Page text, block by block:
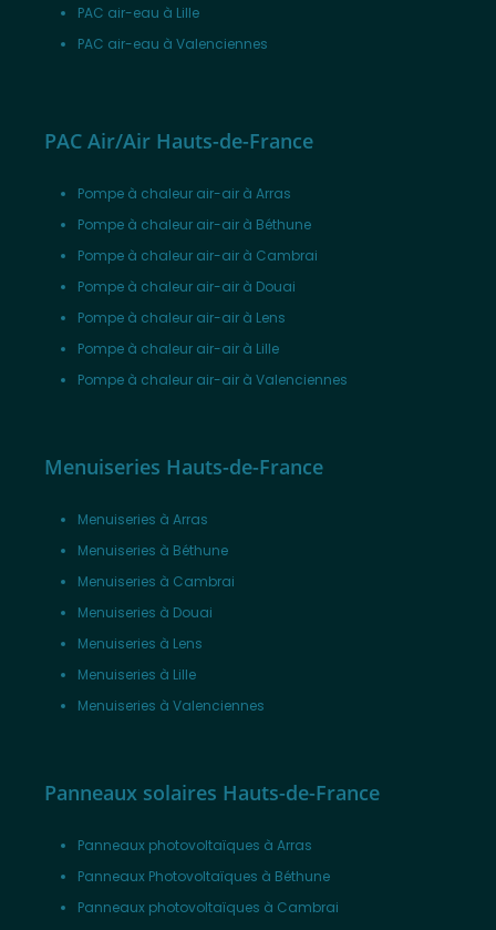
PAC air-eau à Lille
PAC air-eau à Valenciennes
PAC Air/Air Hauts-de-France
Pompe à chaleur air-air à Arras
Pompe à chaleur air-air à Béthune
Pompe à chaleur air-air à Cambrai
Pompe à chaleur air-air à Douai
Pompe à chaleur air-air à Lens
Pompe à chaleur air-air à Lille
Pompe à chaleur air-air à Valenciennes
Menuiseries Hauts-de-France
Menuiseries à Arras
Menuiseries à Béthune
Menuiseries à Cambrai
Menuiseries à Douai
Menuiseries à Lens
Menuiseries à Lille
Menuiseries à Valenciennes
Panneaux solaires Hauts-de-France
Panneaux photovoltaïques à Arras
Panneaux Photovoltaïques à Béthune
Panneaux photovoltaïques à Cambrai